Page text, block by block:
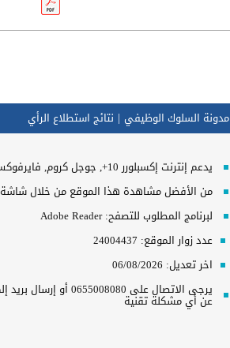
مدونة السلوك الوظيفي نتائج استطلاع الرأي
يدعم إنترنت إكسبلورر 10+, جوجل كروم, فايرفوكس, سفاري
من الأفضل مشاهدة هذا الموقع من خلال شاشة 768 × 1366
لبرنامج المطلوب للتصفح: Adobe Reader
عدد زوار الموقع: 24004437
اخر تعديل: 06/08/2026
عن أي مشكلة تقنية